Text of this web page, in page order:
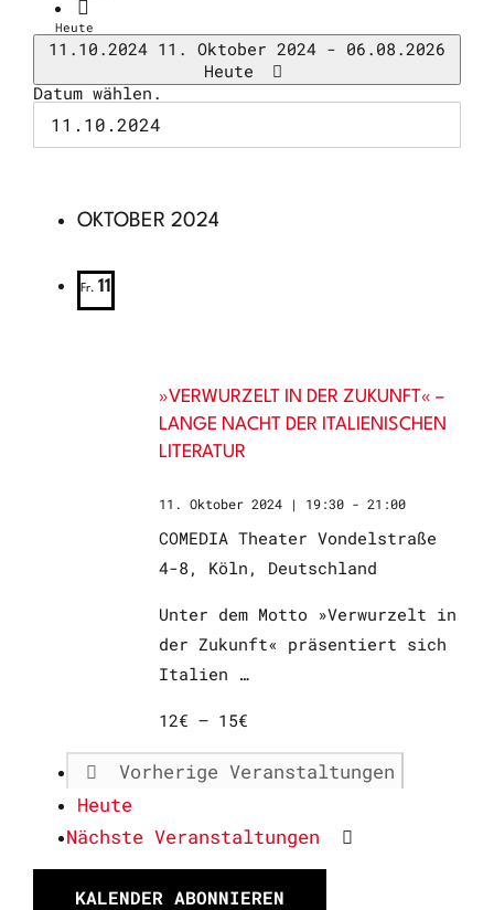
Heute
11.10.2024 11. Oktober 2024 - 06.08.2026
Heute
Datum wählen.
OKTOBER 2024
Fr. 11
»VERWURZELT IN DER ZUKUNFT« –
LANGE NACHT DER ITALIENISCHEN
LITERATUR
11. Oktober 2024 | 19:30 - 21:00
COMEDIA Theater Vondelstraße
4-8, Köln, Deutschland
Unter dem Motto »Verwurzelt in
der Zukunft« präsentiert sich
Italien
12€ – 15€
Vorherige Veranstaltungen
Heute
NächsteVeranstaltungen
KALENDER ABONNIEREN